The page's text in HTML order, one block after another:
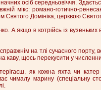
осіб середньовіччя.
мікс: романо-готично-
Домініка, церквою
А якщо в котрійсь із
на тлі сучасного порту,
щось перекусити у
як кожна яхта чи
чималу марину (спеціальну